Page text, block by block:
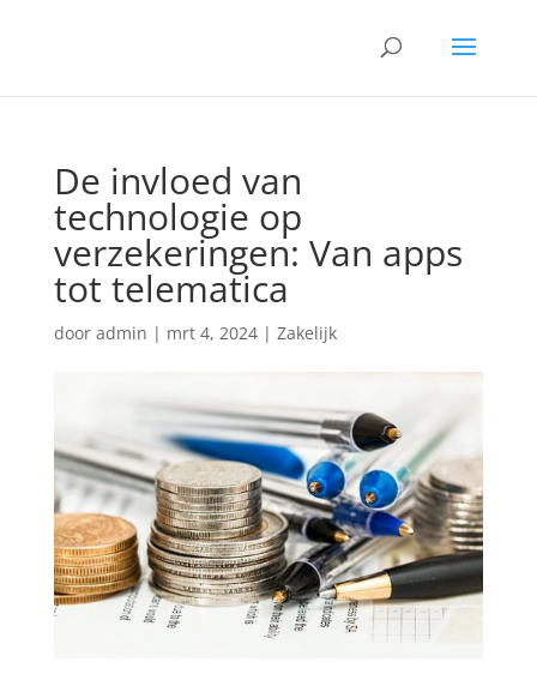
De invloed van
technologie op
verzekeringen: Van apps
tot telematica
door admin | mrt 4, 2024| Zakelijk